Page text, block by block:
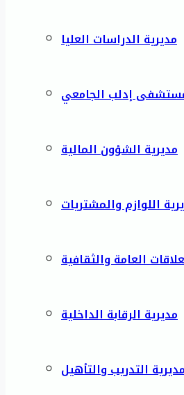
مديرية الدراسات العليا
إدلب الجامعي
مديرية الشؤون المالية
اللوازم والمشتريات
العامة والثقافية
مديرية الرقابة الداخلية
التدريب والتأهيل